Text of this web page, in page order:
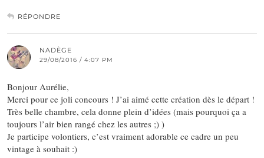
RÉPONDRE
NADÈGE
29/08/2016 / 4:07 PM
Bonjour Aurélie,
Merci pour ce joli concours ! J’ai aimé cette création dès le départ !
Très belle chambre, cela donne plein d’idées (mais pourquoi ça a
toujours l’air bien rangé chez les autres ;) )
Je participe volontiers, c’est vraiment adorable ce cadre un peu
vintage à souhait :)